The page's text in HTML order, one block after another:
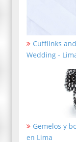
Cufflinks
Wedding -
Gemelos y
en Lima